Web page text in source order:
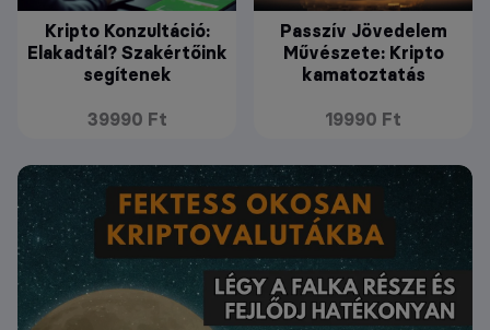
Kripto Konzultáció:
Elakadtál? Szakértőink
segítenek
39990 Ft
Passzív Jövedelem
Művészete: Kripto
kamatoztatás
19990 Ft